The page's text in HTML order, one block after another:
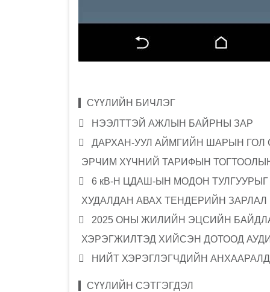
СҮҮЛИЙН БИЧЛЭГ
НЭЭЛТТЭЙ АЖЛЫН БАЙРНЫ ЗАР
ДАРХАН-УУЛ АЙМГИЙН ШАРЫН ГОЛ
ЭРЧИМ ХҮЧНИЙ ТАРИФЫН
6 кВ-Н ЦДАШ-ЫН МОДОН
ХУДАЛДАН АВАХ ТЕНДЕРИЙН ЗАРЛАЛ
2025 ОНЫ ЖИЛИЙН ЭЦСИЙН
ХЭРЭГЖИЛТЭД ХИЙСЭН ДОТООД
НИЙТ ХЭРЭГЛЭГЧДИЙН АНХААРАЛД
СҮҮЛИЙН СЭТГЭГДЭЛ